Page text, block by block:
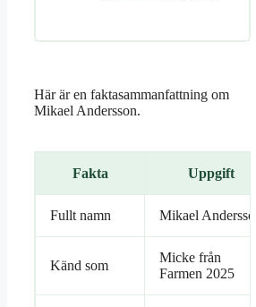
Här är en faktasammanfattning om
Mikael Andersson.
Fakta Uppgift
Fullt namn Mikael Andersson
Känd som
Micke från
Farmen 2025